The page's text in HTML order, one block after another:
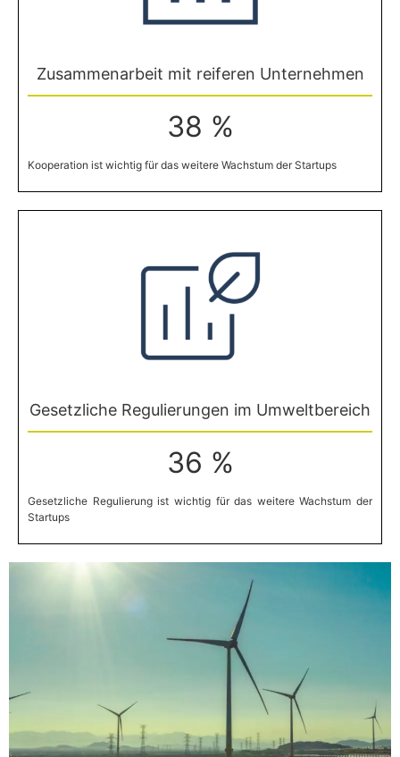
Zusammenarbeit mit reiferen Unternehmen
38 %
Kooperation ist wichtig für das weitere Wachstum der Startups
Gesetzliche Regulierungen im Umweltbereich
36 %
Gesetzliche Regulierung ist wichtig für das weitere Wachstum der
Startups